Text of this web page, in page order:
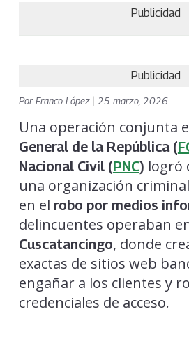
Publicidad
Publicidad
PorFranco López 25 marzo, 2026
Una operación conjunta
General de la República (
Nacional Civil (PNC) logró
una organización
en el robo por medios
delincuentes operaban
Cuscatancingo, donde
exactas de sitios web
engañar a los clientes y
credenciales de acceso.